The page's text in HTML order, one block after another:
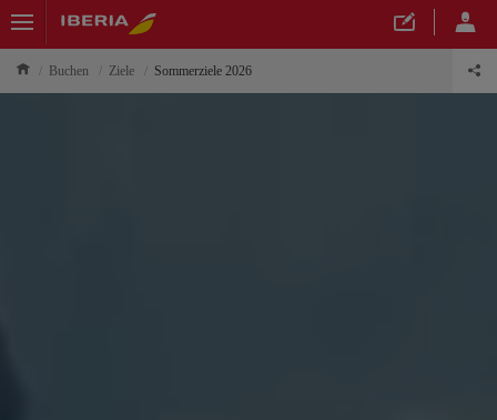
Buchen Ziele Sommerziele 2026